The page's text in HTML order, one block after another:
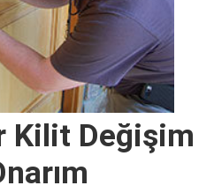
Kilit Değişim